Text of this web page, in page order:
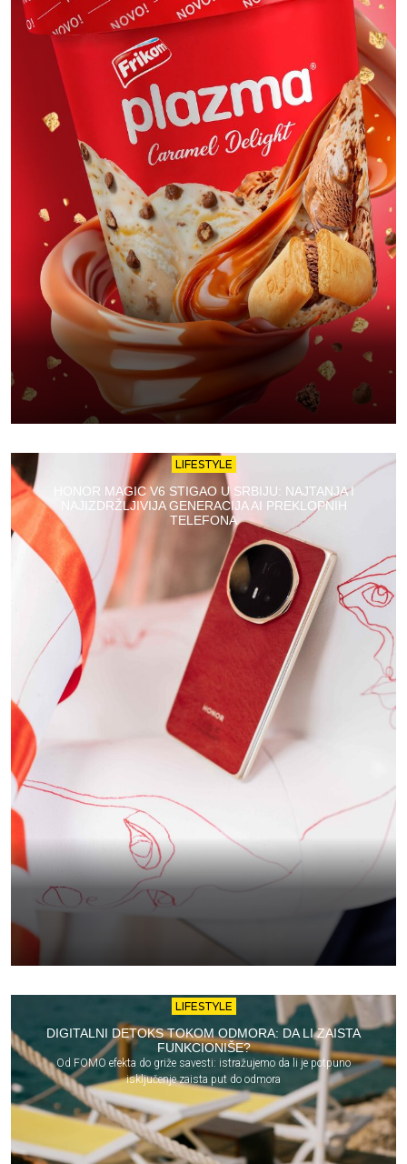
LIFESTYLE
HONOR MAGIC V6 STIGAO U SRBIJU: NAJTANJA I
NAJIZDRŽLJIVIJA GENERACIJA AI PREKLOPNIH
TELEFONA
LIFESTYLE
DIGITALNI DETOKS TOKOM ODMORA: DA LI ZAISTA
FUNKCIONIŠE?
Od FOMO efekta do griže savesti: istražujemo da li je potpuno
isključenje zaista put do odmora